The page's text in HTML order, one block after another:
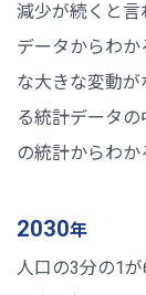
減少が続くと
データからわか
な大きな変動
る統計データ
の統計からわか
2030年
人口の3分の1